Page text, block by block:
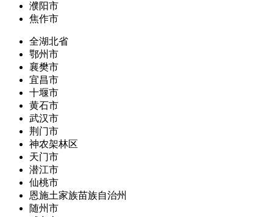
濮阳市
焦作市
全湖北省
鄂州市
襄樊市
宜昌市
十堰市
黄石市
武汉市
荆门市
神农架林区
天门市
潜江市
仙桃市
恩施土家族苗族自治州
随州市